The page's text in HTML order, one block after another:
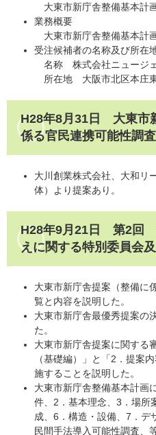
大東市新庁舎整備基本計
業務概要
大東市新庁舎整備基本計
受注候補者の名称及び所在
名称 株式会社ニュージ
所在地 大阪市北区本庄
H28年8月31日 大東市
係る官民連携可能性調査
大川創業株式会社、大和リ
体）より提案あり。
H28年9月21日 第2回
えに関する特別委員会
大東市新庁舎提案（整備に
覧と内容を説明した。
大東市新庁舎最優秀提案の
た。
大東市新庁舎提案に関する
（基礎編）」と「2．提案
施することを説明した。
大東市新庁舎整備基本計画
件、2．基本理念、3．場所
成、6．構造・設備、7．デ
民間手法導入可能性調査、